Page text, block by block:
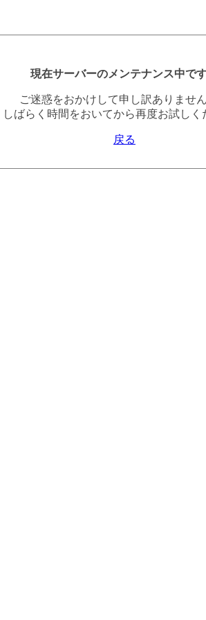
現在サーバーのメンテナンス中です
ご迷惑をおかけして申し訳ありません
しばらく時間をおいてから再度お試しく
戻る